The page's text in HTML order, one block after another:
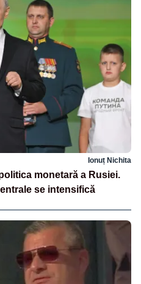
Ionuț Nichita
monetară a Rusiei.
se intensifică